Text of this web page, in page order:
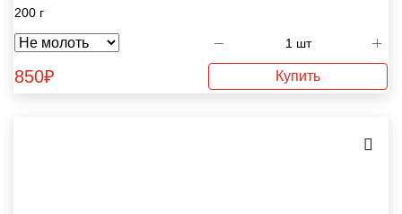
200 г
850₽ Купить